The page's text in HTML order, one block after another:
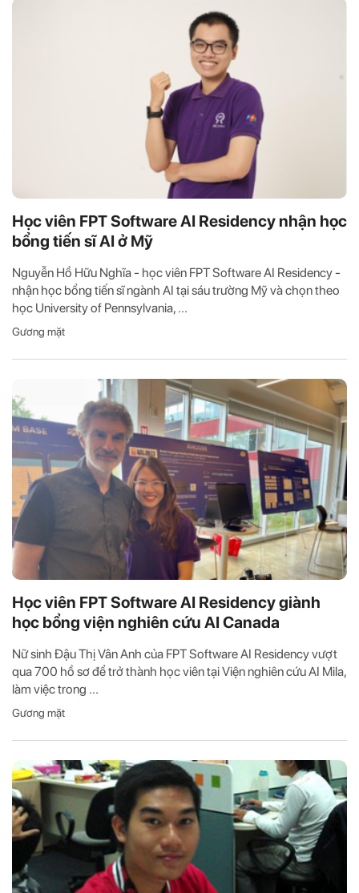
Học viên FPT Software AI Residency nhận học
bổng tiến sĩ AI ở Mỹ
Nguyễn Hồ Hữu Nghĩa - học viên FPT Software AI Residency -
nhận học bổng tiến sĩ ngành AI tại sáu trường Mỹ và chọn theo
học University of Pennsylvania, ...
Gương mặt
Học viên FPT Software AI Residency giành
học bổng viện nghiên cứu AI Canada
Nữ sinh Đậu Thị Vân Anh của FPT Software AI Residency vượt
qua 700 hồ sơ để trở thành học viên tại Viện nghiên cứu AI Mila,
làm việc trong ...
Gương mặt